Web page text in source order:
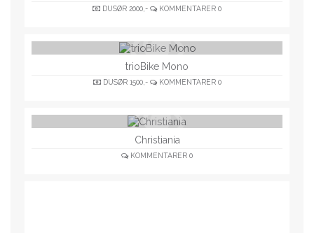
DUSØR 2000,- KOMMENTARER 0
trioBike Mono
DUSØR 1500,- KOMMENTARER 0
Christiania
KOMMENTARER 0